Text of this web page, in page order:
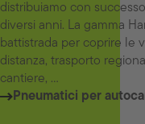
distribuiamo con
diversi anni. La gamma
battistrada per coprire le
distanza, trasporto
cantiere, ...
Pneumatici per